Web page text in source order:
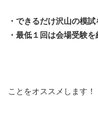
・できるだけ沢山の模
・最低１回は会場受験
ことをオススメします！